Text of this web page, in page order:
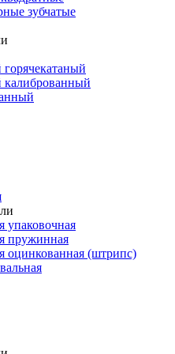
зубчатые
горячекатаный
калиброванный
упаковочная
пружинная
оцинкованная (штрипс)